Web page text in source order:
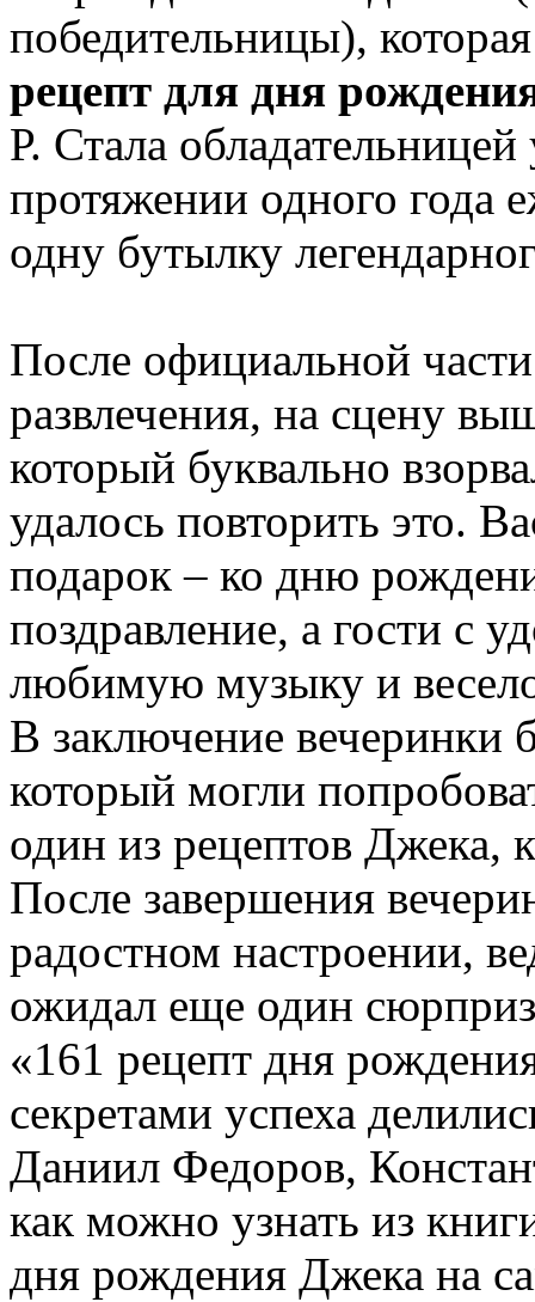
победительницы),
рецепт для дня
Р. Стала
протяжении одного года
одну бутылку
После официальной
развлечения, на сцену
который буквально
удалось повторить это.
подарок – ко дню
поздравление, а гости с
любимую музыку и
В заключение вечеринки
который могли
один из рецептов Джека,
После завершения
радостном настроении,
ожидал еще один
«161 рецепт дня
секретами успеха
Даниил Федоров,
как можно узнать из
дня рождения Джека на